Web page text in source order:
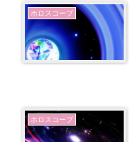
ホロスコープ
ホロスコープ